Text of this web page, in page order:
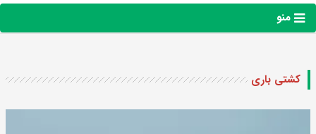
منو
کشتی باری